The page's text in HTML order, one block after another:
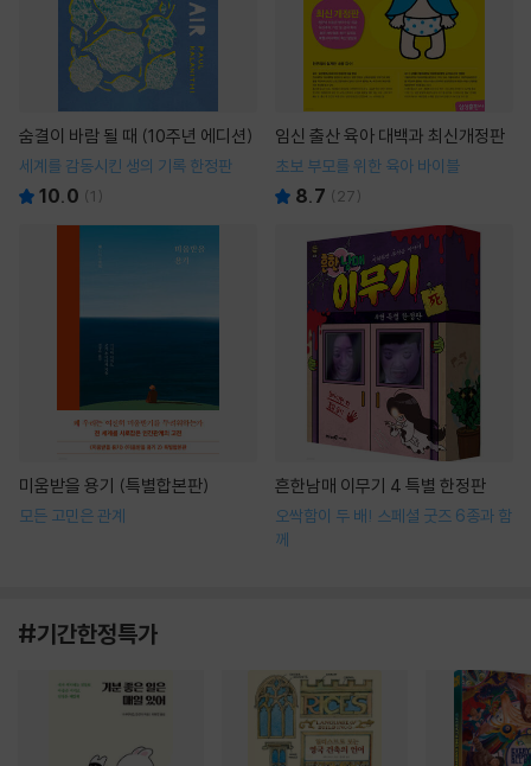
숨결이 바람 될 때 (10주년 에디션)
세계를 감동시킨 생의 기록 한정판
10.0 (1 )
임신 출산 육아 대백과 최신개정판
초보 부모를 위한 육아 바이블
8.7 ( 27)
미움받을 용기 (특별합본판)
모든 고민은 관계
흔한남매 이무기 4 특별 한정판
오싹함이 두 배! 스페셜 굿즈 6종과 함
께
#기간한정특가